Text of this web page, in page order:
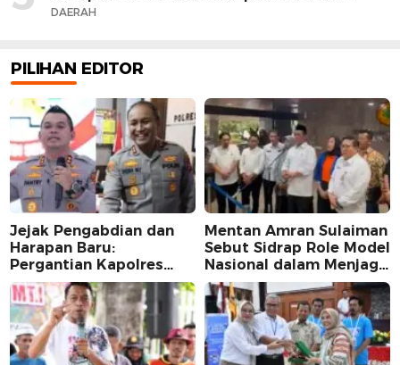
DAERAH
PILIHAN EDITOR
Jejak Pengabdian dan
Harapan Baru:
Pergantian Kapolres
Sidrap dalam Perspektif
Karier Dua Perwira
Mentan Amran Sulaiman
Sebut Sidrap Role Model
Nasional dalam Menjaga
Stabilitas Harga Telur